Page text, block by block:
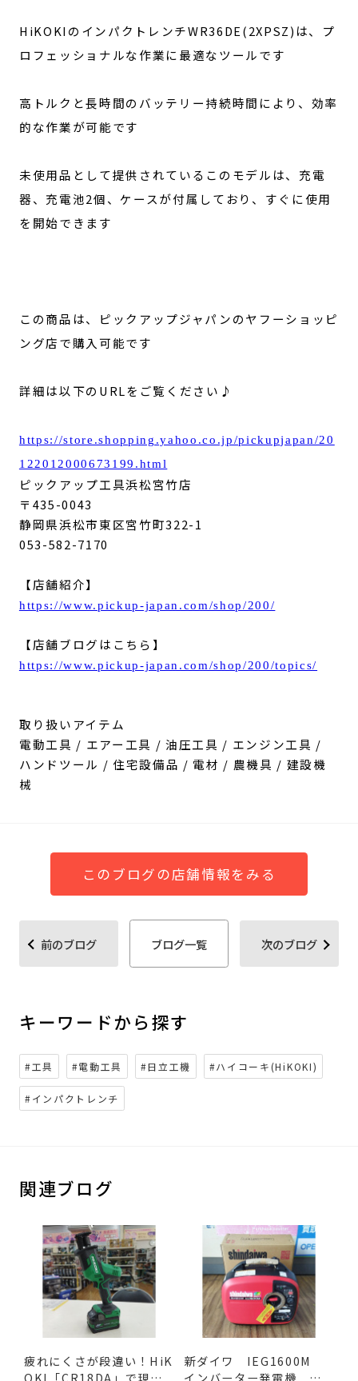
HiKOKIのインパクトレンチWR36DE(2XPSZ)は、プ
ロフェッショナルな作業に最適なツールです
高トルクと長時間のバッテリー持続時間により、効率
的な作業が可能です
未使用品として提供されているこのモデルは、充電
器、充電池2個、ケースが付属しており、すぐに使用
を開始できます
この商品は、ピックアップジャパンのヤフーショッピ
ング店で購入可能です
詳細は以下のURLをご覧ください♪
https://store.shopping.yahoo.co.jp/pickupjapan/20
122012000673199.html
ピックアップ工具浜松宮竹店
〒435-0043
静岡県浜松市東区宮竹町322-1
053-582-7170
【店舗紹介】
https://www.pickup-japan.com/shop/200/
【店舗ブログはこちら】
https://www.pickup-japan.com/shop/200/topics/
取り扱いアイテム
電動工具 / エアー工具 / 油圧工具 / エンジン工具 /
ハンドツール / 住宅設備品 / 電材 / 農機具 / 建設機
械
このブログの店舗情報をみる
前のブログ ブログ一覧 次のブログ
キーワードから探す
#工具 #電動工具 #日立工機 #ハイコーキ(HiKOKI)
#インパクトレンチ
関連ブログ
疲れにくさが段違い！HiK
OKI「CR18DA」で現場
新ダイワ IEG1600M
インバーター発電機 入